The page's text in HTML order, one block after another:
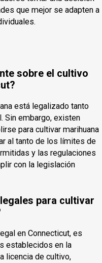
que mejor se adapten a
sobre el cultivo
está legalizado tanto
Sin embargo, existen
para cultivar marihuana
al tanto de los límites de
y las regulaciones
con la legislación
para cultivar
en Connecticut, es
establecidos en la
licencia de cultivo,